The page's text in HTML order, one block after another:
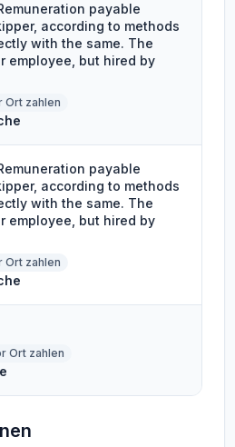
payable
according to methods
with the same. The
employee, but hired by
Ort zahlen
payable
according to methods
with the same. The
employee, but hired by
Ort zahlen
Ort zahlen